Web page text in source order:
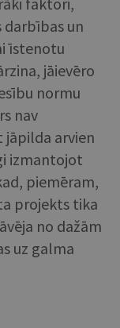
un
īstenotu
jāievēro
normu
nav
jāpilda arvien
izmantojot
piemēram,
projekts tika
no dažām
uz galma